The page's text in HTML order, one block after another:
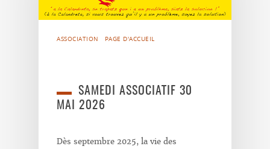
ASSOCIATION PAGE D'ACCUEIL
SAMEDI ASSOCIATIF 30
MAI 2026
Dès septembre 2025, la vie des